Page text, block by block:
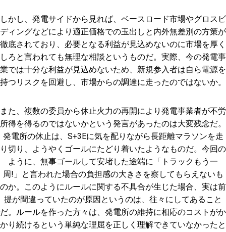
しかし、発電サイドから見れば、ベースロード市場やグロスビ
ディングなどにより適正価格での玉出しと内外無差別の方策が
徹底されており、必要となる利益が見込めないのに市場を厚く
しろと言われても無理な相談というものだ。実際、今の発電事
業では十分な利益が見込めないため、新規参入者は自ら電源を
持つリスクを回避し、市場からの調達に走ったのではないか。
また、複数の委員から休止火力の再開により発電事業者が不労
所得を得るのではないかという発言があったのは大変残念だ。
発電所の休止は、S+3Eに気を配りながら長距離マラソンを走
り切り、ようやくゴールにたどり着いたようなものだ。今回の
ように、無事ゴールして安堵した途端に「トラックもう一
周!」と言われた場合の負担感の大きさを察してもらえないも
のか。このようにルールに関する不具合が生じた場合、実は前
提が間違っていたのが原因というのは、往々にしてあること
だ。ルールを作った方々は、発電所の維持に相応のコストがか
かり続けるという単純な理屈を正しく理解できていなかったと